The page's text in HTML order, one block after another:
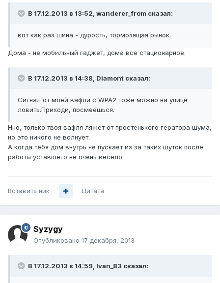
В 17.12.2013 в 13:52, wanderer_from сказал:
вот как раз шина - дурость, тормозящая рынок.
Дома - не мобильный гаджет, дома всё стационарное.
В 17.12.2013 в 14:38, Diamont сказал:
Сигнал от моей вафли с WPA2 тоже можно на улице
ловить.Приходи, посмеёшься.
Нно, только твоя вафля ляжет от простенького гератора шума,
но это никого не волнует.
А когда тебя дом внутрь не пускает из за таких шуток после
работы уставшего не очень весело.
Вставить ник Цитата
Syzygy
Опубликовано 17 декабря, 2013
В 17.12.2013 в 14:59, Ivan_83 сказал: